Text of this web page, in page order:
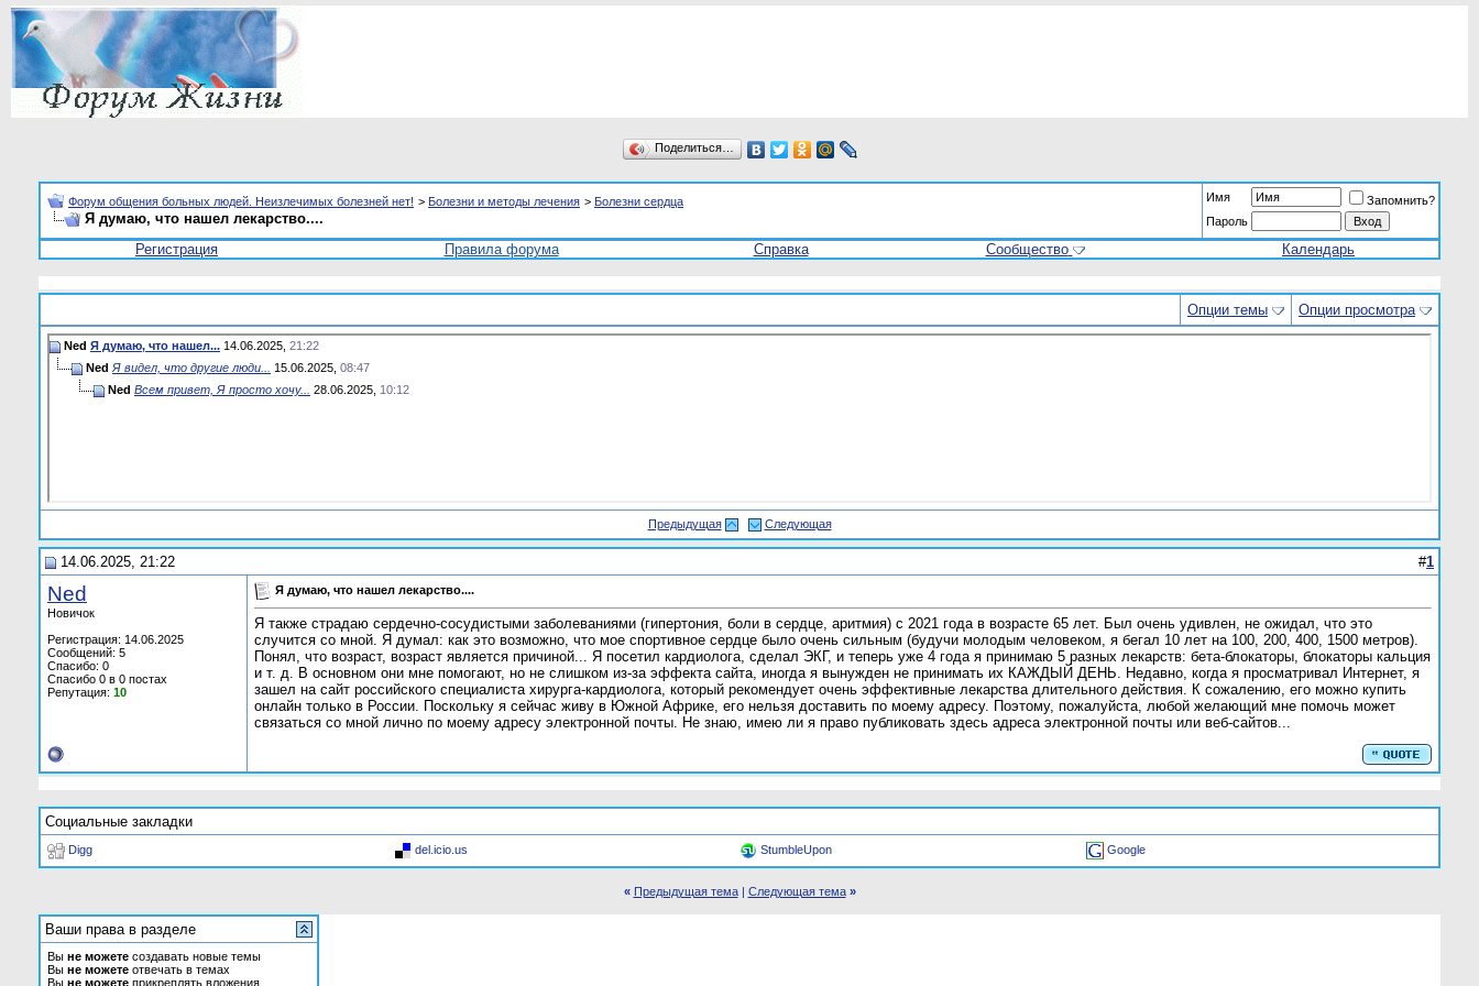
Поделиться…
Форум общения больных людей. Неизлечимых болезней нет! > Болезни и методы лечения > Болезни сердца
Я думаю, что нашел лекарство....
Имя
Запомнить?
Пароль
Регистрация Правила форума Справка Сообщество Календарь
Опции темы Опции просмотра
Ned Я думаю, что нашел... 14.06.2025, 21:22
Ned Я видел, что другие люди... 15.06.2025, 08:47
Ned Всем привет, Я просто хочу... 28.06.2025, 10:12
Предыдущая Следующая
14.06.2025, 21:22 #1
Ned
Новичок
Регистрация: 14.06.2025
Сообщений: 5
Спасибо: 0
Спасибо 0 в 0 постах
Репутация: 10
Я думаю, что нашел лекарство....
Я также страдаю сердечно-сосудистыми заболеваниями (гипертония, боли в сердце, аритмия) с 2021 года в возрасте 65 лет. Был очень удивлен, не ожидал, что это
случится со мной. Я думал: как это возможно, что мое спортивное сердце было очень сильным (будучи молодым человеком, я бегал 10 лет на 100, 200, 400, 1500 метров).
Понял, что возраст, возраст является причиной... Я посетил кардиолога, сделал ЭКГ, и теперь уже 4 года я принимаю 5 разных лекарств: бета-блокаторы, блокаторы кальция
и т. д. В основном они мне помогают, но не слишком из-за эффекта сайта, иногда я вынужден не принимать их КАЖДЫЙ ДЕНЬ. Недавно, когда я просматривал Интернет, я
зашел на сайт российского специалиста хирурга-кардиолога, который рекомендует очень эффективные лекарства длительного действия. К сожалению, его можно купить
онлайн только в России. Поскольку я сейчас живу в Южной Африке, его нельзя доставить по моему адресу. Поэтому, пожалуйста, любой желающий мне помочь может
связаться со мной лично по моему адресу электронной почты. Не знаю, имею ли я право публиковать здесь адреса электронной почты или веб-сайтов...
Социальные закладки
Digg del.icio.us StumbleUpon Google
« Предыдущая тема| Следующая тема »
Ваши права в разделе
Вы не можете создавать новые темы
Вы не можете отвечать в темах
Вы не можете прикреплять вложения